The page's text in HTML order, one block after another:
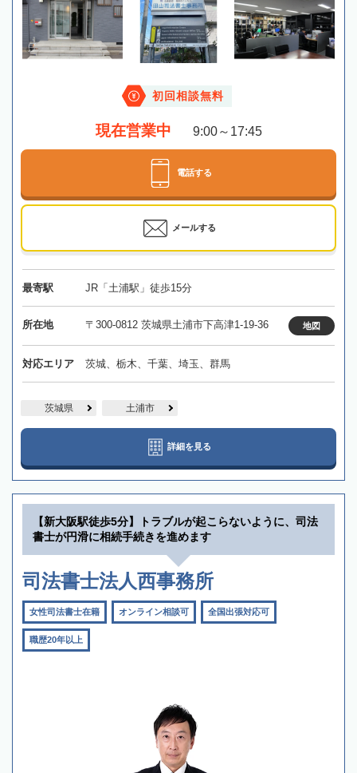
初回相談無料
現在営業中 9:00～17:45
電話する
メールする
最寄駅 JR「土浦駅」徒歩15分
所在地 〒300-0812 茨城県土浦市下高津1-19-36 地図
対応エリア 茨城、栃木、千葉、埼玉、群馬
茨城県 土浦市
詳細を見る
【新大阪駅徒歩5分】トラブルが起こらないように、司法
書士が円滑に相続手続きを進めます
司法書士法人西事務所
女性司法書士在籍 オンライン相談可 全国出張対応可
職歴20年以上